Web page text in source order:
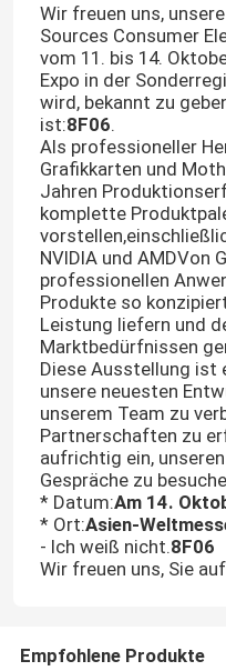
Wir freuen uns,
Sources Consumer
vom 11. bis 14.
Expo in der
wird, bekannt zu
ist:8F06.
Als professioneller
Grafikkarten und
Jahren
komplette
NVIDIA und AMDVon
professionellen
Produkte so
Leistung liefern und
Marktbedürfnissen
Diese Ausstellung ist
unsere neuesten
unserem Team zu
Partnerschaften zu
aufrichtig ein,
Gespräche zu
* Datum:Am 14.
* Ort:Asien-
- Ich weiß nicht.8F06
Wir freuen uns, Sie
Empfohlene Produkte